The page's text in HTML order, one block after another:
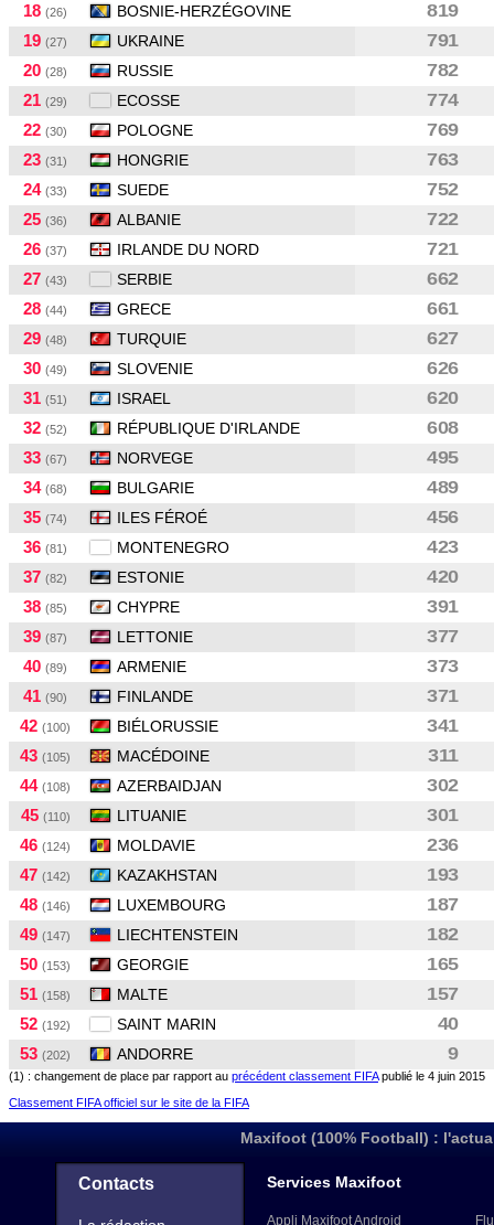
18 (26) BOSNIE-HERZÉGOVINE
819
19 (27) UKRAINE
791
20 (28) RUSSIE
782
21 (29) ECOSSE
774
22 (30) POLOGNE
769
23 (31) HONGRIE
763
24 (33) SUEDE
752
25 (36) ALBANIE
722
26 (37) IRLANDE DU NORD
721
27 (43) SERBIE
662
28 (44) GRECE
661
29 (48) TURQUIE
627
30 (49) SLOVENIE
626
31 (51) ISRAEL
620
32 (52) RÉPUBLIQUE D'IRLANDE
608
33 (67) NORVEGE
495
34 (68) BULGARIE
489
35 (74) ILES FÉROÉ
456
36 (81) MONTENEGRO
423
37 (82) ESTONIE
420
38 (85) CHYPRE
391
39 (87) LETTONIE
377
40 (89) ARMENIE
373
41 (90) FINLANDE
371
42 (100) BIÉLORUSSIE
341
43 (105) MACÉDOINE
311
44 (108) AZERBAIDJAN
302
45 (110) LITUANIE
301
46 (124) MOLDAVIE
236
47 (142) KAZAKHSTAN
193
48 (146) LUXEMBOURG
187
49 (147) LIECHTENSTEIN
182
50 (153) GEORGIE
165
51 (158) MALTE
157
52 (192) SAINT MARIN
40
53 (202) ANDORRE 9
(1) : changement de place par rapport au précédent classement FIFApublié le 4 juin 2015
Classement FIFA officiel sur le site de la FIFA
Maxifoot (100% Football) :
Contacts Services Maxifoot
Appli Maxifoot Android